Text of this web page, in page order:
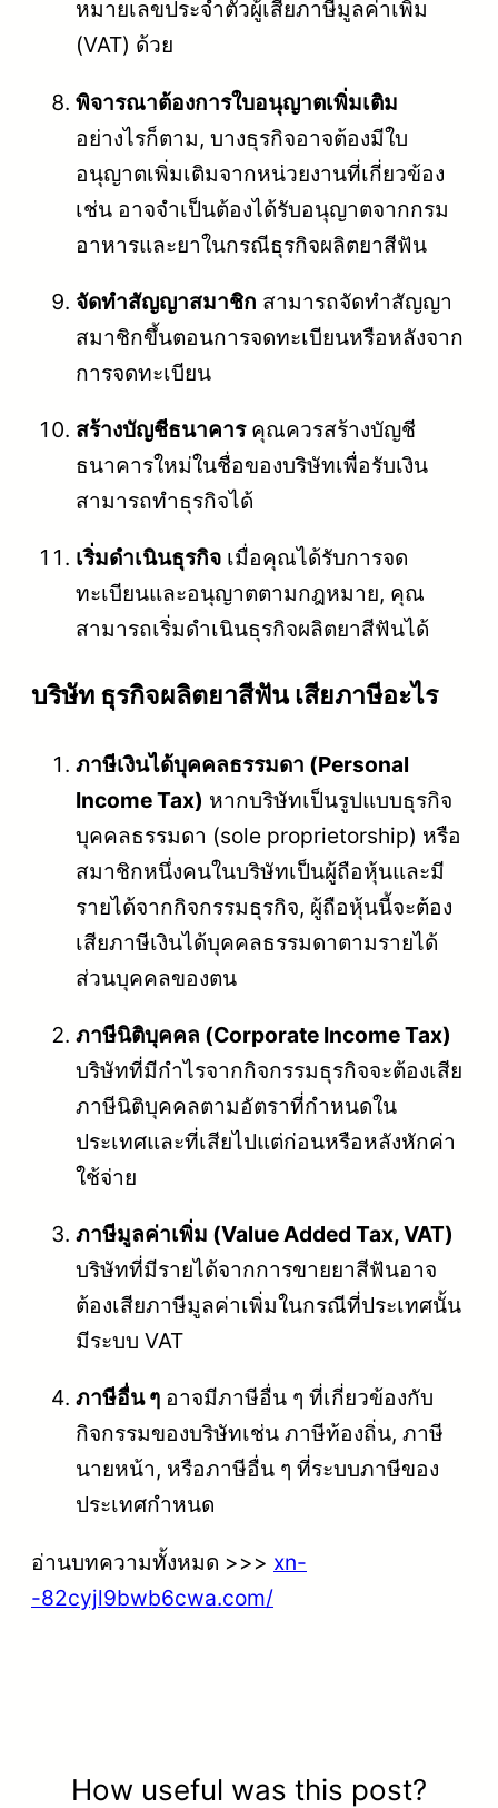
หมายเลขประจำตัวผู้เสียภาษีมูลค่าเพิ่ม
(VAT) ด้วย
พิจารณาต้องการใบอนุญาตเพิ่มเติม
อย่างไรก็ตาม, บางธุรกิจอาจต้องมีใบ
อนุญาตเพิ่มเติมจากหน่วยงานที่เกี่ยวข้อง
เช่น อาจจำเป็นต้องได้รับอนุญาตจากกรม
อาหารและยาในกรณีธุรกิจผลิตยาสีฟัน
จัดทำสัญญาสมาชิก สามารถจัดทำสัญญา
สมาชิกขึ้นตอนการจดทะเบียนหรือหลังจาก
การจดทะเบียน
สร้างบัญชีธนาคารคุณควรสร้างบัญชี
ธนาคารใหม่ในชื่อของบริษัทเพื่อรับเงิน
สามารถทำธุรกิจได้
เริ่มดำเนินธุรกิจ เมื่อคุณได้รับการจด
ทะเบียนและอนุญาตตามกฎหมาย, คุณ
สามารถเริ่มดำเนินธุรกิจผลิตยาสีฟันได้
บริษัท ธุรกิจผลิตยาสีฟัน เสียภาษีอะไร
ภาษีเงินได้บุคคลธรรมดา (Personal
Income Tax) หากบริษัทเป็นรูปแบบธุรกิจ
บุคคลธรรมดา (sole proprietorship) หรือ
สมาชิกหนึ่งคนในบริษัทเป็นผู้ถือหุ้นและมี
รายได้จากกิจกรรมธุรกิจ, ผู้ถือหุ้นนี้จะต้อง
เสียภาษีเงินได้บุคคลธรรมดาตามรายได้
ส่วนบุคคลของตน
ภาษีนิติบุคคล (Corporate Income Tax)
บริษัทที่มีกำไรจากกิจกรรมธุรกิจจะต้องเสีย
ภาษีนิติบุคคลตามอัตราที่กำหนดใน
ประเทศและที่เสียไปแต่ก่อนหรือหลังหักค่า
ใช้จ่าย
ภาษีมูลค่าเพิ่ม (Value Added Tax, VAT)
บริษัทที่มีรายได้จากการขายยาสีฟันอาจ
ต้องเสียภาษีมูลค่าเพิ่มในกรณีที่ประเทศนั้น
มีระบบ VAT
ภาษีอื่น ๆ อาจมีภาษีอื่น ๆ ที่เกี่ยวข้องกับ
กิจกรรมของบริษัทเช่น ภาษีท้องถิ่น, ภาษี
นายหน้า, หรือภาษีอื่น ๆ ที่ระบบภาษีของ
ประเทศกำหนด
อ่านบทความทั้งหมด >>> xn-
-82cyjl9bwb6cwa.com/
How useful was this post?